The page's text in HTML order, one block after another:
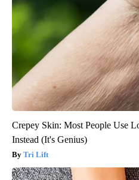
Crepey Skin: Most People Use
Instead (It's Genius)
Tri Lift